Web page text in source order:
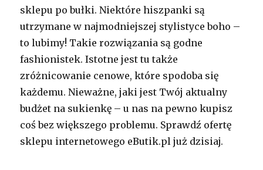
sklepu po bułki. Niektóre hiszpanki są
utrzymane w najmodniejszej stylistyce boho –
to lubimy! Takie rozwiązania są godne
fashionistek. Istotne jest tu także
zróżnicowanie cenowe, które spodoba się
każdemu. Nieważne, jaki jest Twój aktualny
budżet na sukienkę – u nas na pewno kupisz
coś bez większego problemu. Sprawdź ofertę
sklepu internetowego eButik.pl już dzisiaj.